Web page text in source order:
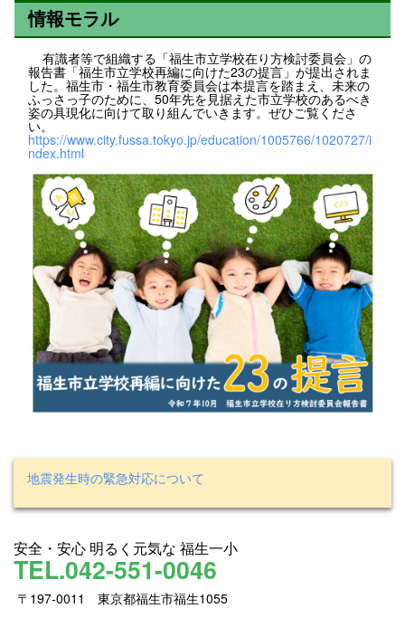
情報モラル
有識者等で組織する「福生市立学校在り方検討委員会」の
報告書「福生市立学校再編に向けた23の提言」が提出されま
した。福生市・福生市教育委員会は本提言を踏まえ、未来の
ふっさっ子のために、50年先を見据えた市立学校のあるべき
姿の具現化に向けて取り組んでいきます。ぜひご覧くださ
い。
https://www.city.fussa.tokyo.jp/education/1005766/1020727/i
ndex.html
地震発生時の緊急対応について
安全・安心 明るく元気な 福生一小
TEL.042-551-0046
〒197-0011 東京都福生市福生1055